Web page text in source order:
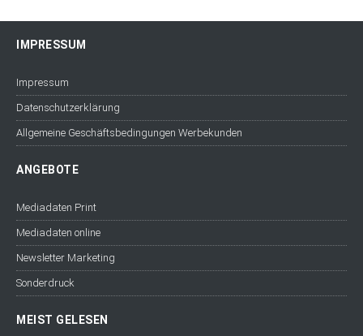
IMPRESSUM
Impressum
Datenschutzerklärung
Allgemeine Geschäftsbedingungen Werbekunden
ANGEBOTE
Mediadaten Print
Mediadaten online
Newsletter Marketing
Sonderdruck
MEIST GELESEN